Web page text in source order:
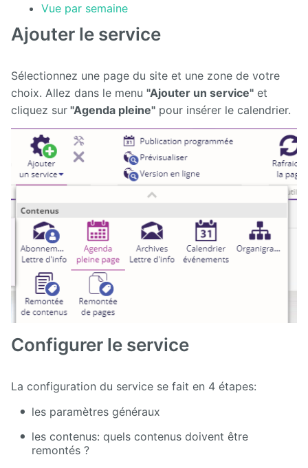
Vue par semaine
Ajouter le service
Sélectionnez une page du site et une zone de votre
choix. Allez dans le menu "Ajouter un service" et
cliquez sur "Agenda pleine" pour insérer le calendrier.
Configurer le service
La configuration du service se fait en 4 étapes:
les paramètres généraux
les contenus: quels contenus doivent être
remontés ?